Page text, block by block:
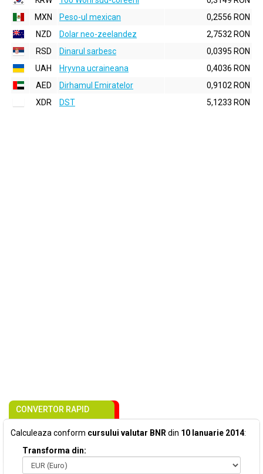
MXN
Peso-ul mexican
0,2556 RON
NZD
Dolar neo-zeelandez
2,7532 RON
RSD
Dinarul sarbesc
0,0395 RON
UAH
Hryvna ucraineana
0,4036 RON
AED
Dirhamul Emiratelor
0,9102 RON
XDR
DST 5,1233 RON
CONVERTOR RAPID
Calculeaza conform cursului valutar BNR din 10 Ianuarie 2014:
Transforma din: